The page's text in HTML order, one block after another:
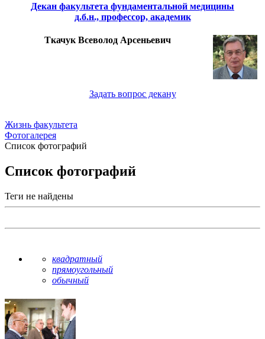
Декан факультета фундаментальной медицины
д.б.н., профессор, академик
Ткачук Всеволод Арсеньевич
Задать вопрос декану
Жизнь факультета
Фотогалерея
Список фотографий
Список фотографий
Теги не найдены
квадратный
прямоугольный
обычный